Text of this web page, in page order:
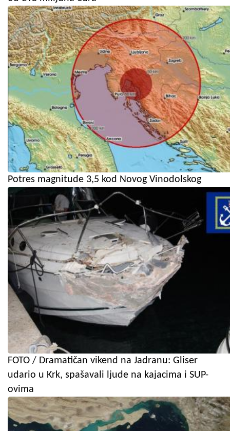
Potres magnitude 3,5 kod Novog Vinodolskog
FOTO / Dramatičan vikend na Jadranu: Gliser
udario u Krk, spašavali ljude na kajacima i SUP-
ovima